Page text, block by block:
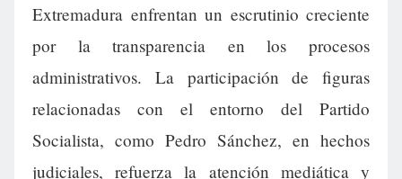
Extremadura enfrentan un escrutinio creciente
por la transparencia en los procesos
administrativos. La participación de figuras
relacionadas con el entorno del Partido
Socialista, como Pedro Sánchez, en hechos
judiciales, refuerza la atención mediática y